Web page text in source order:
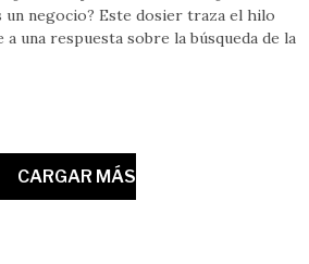
un negocio? Este dosier traza el hilo
una respuesta sobre la búsqueda de la
CARGAR MÁS